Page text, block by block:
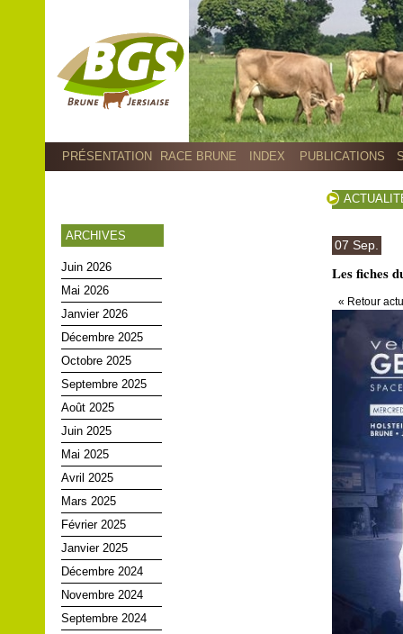
PRÉSENTATION RACE BRUNE INDEX PUBLICATIONS
ARCHIVES
Juin 2026
Mai 2026
Janvier 2026
Décembre 2025
Octobre 2025
Septembre 2025
Août 2025
Juin 2025
Mai 2025
Avril 2025
Mars 2025
Février 2025
Janvier 2025
Décembre 2024
Novembre 2024
Septembre 2024
07 Sep.
Les fiches
« Retour